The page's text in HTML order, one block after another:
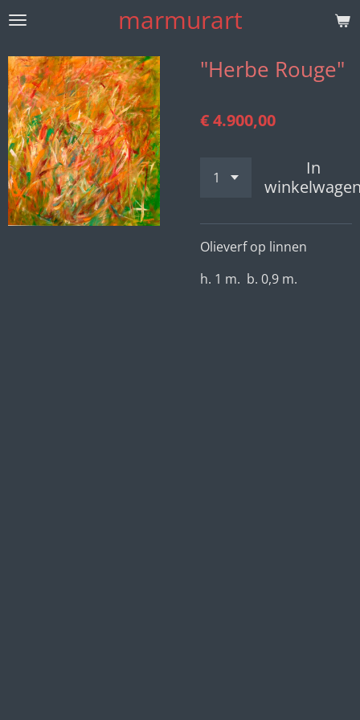
Ga
naar
de
hoofdinhoud
marmurart
"Herbe Rouge"
€ 4.900,00
In
Olieverf op linnen
h. 1 m. b. 0,9 m.